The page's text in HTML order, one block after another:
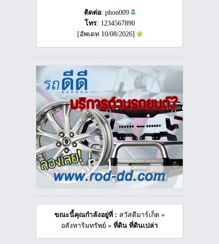
ติดต่อ: phon009
โทร: 1234567890
[อัพเดท 10/08/2026]
ขณะนี้คุณกำลังอยู่ที่ : สวัสดีมาร์เก็ต »
อสังหาริมทรัพย์ » ที่ดิน ที่ดินเปล่า